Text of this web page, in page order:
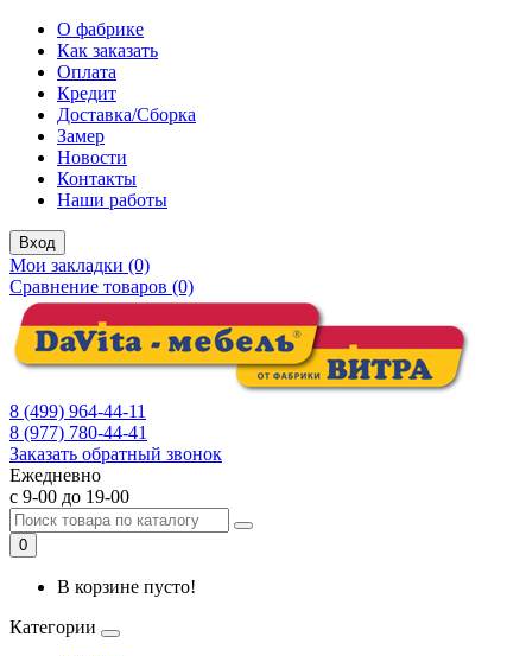
О фабрике
Как заказать
Оплата
Кредит
Доставка/Сборка
Замер
Новости
Контакты
Наши работы
Вход
Мои закладки (0)
Сравнение товаров (0)
8 (499) 964-44-11
8 (977) 780-44-41
Заказать обратный звонок
Ежедневно
с 9-00 до 19-00
0
В корзине пусто!
Категории